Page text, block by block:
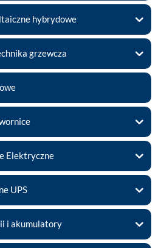
hybrydowe
grzewcza
Elektryczne
UPS
i akumulatory